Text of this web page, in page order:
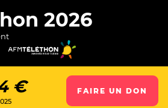
2026
€ FAIRE UN DON